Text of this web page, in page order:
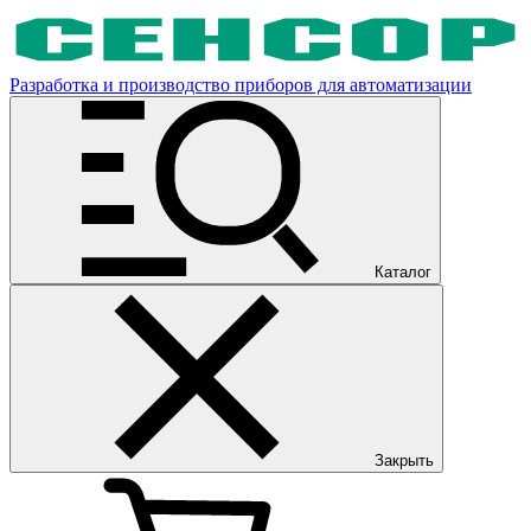
Разработка и производство приборов для автоматизации
Каталог
Закрыть